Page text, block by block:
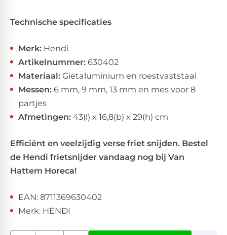
Technische specificaties
Merk: Hendi
Artikelnummer: 630402
Materiaal: Gietaluminium en roestvaststaal
Messen: 6 mm, 9 mm, 13 mm en mes voor 8
partjes
Afmetingen: 43(l) x 16,8(b) x 29(h) cm
Efficiënt en veelzijdig verse friet snijden. Bestel
de Hendi frietsnijder vandaag nog bij Van
Hattem Horeca!
EAN: 8711369630402
Merk: HENDI